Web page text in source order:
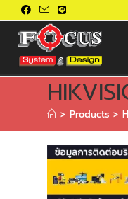
> Products >